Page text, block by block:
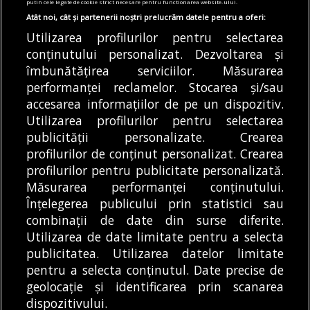
04/08/2026
Articole Primărie Știri
Iluminatul public din parcurile și jocurile de
joacă aflate în Sectorul 6 va fi diminuat.
Care sunt zonele afectate
MODIFICĂ SETĂRILE COOKIES
© Copyright 2025 - Buletin de București.
Găzduit dePresslabs.com. Powered by TRS Design.
Despre
Noi
Media
Kit
Politică De
Confidențialitate
Cookie
Policy (EU)
Cookie
Policy
Atât noi, cât și partenerii noștri prelucrăm datele pentru a oferi:
Utilizarea profilurilor pentru selectarea
conținutului personalizat. Dezvoltarea și
îmbunătățirea serviciilor. Măsurarea
performanței reclamelor. Stocarea și/sau
accesarea informațiilor de pe un dispozitiv.
Utilizarea profilurilor pentru selectarea
publicității personalizate. Crearea
profilurilor de conținut personalizat. Crearea
profilurilor pentru publicitate personalizată.
Măsurarea performanței conținutului.
Înțelegerea publicului prin statistici sau
combinații de date din surse diferite.
Utilizarea de date limitate pentru a selecta
publicitatea. Utilizarea datelor limitate
pentru a selecta conținutul. Date precise de
geolocație și identificarea prin scanarea
dispozitivului.